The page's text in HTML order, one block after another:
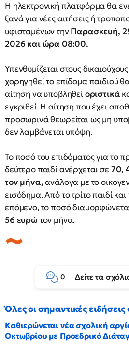
Η ηλεκτρονική πλατφόρμα θα
ξανά για νέες αιτήσεις ή
υφισταμένων τηνΠαρασκευή,
2026 και ώρα 08:00.
Υπενθυμίζεται στους
χορηγηθεί το επίδομα παιδιού
αίτηση να υποβληθείοριστικά
εγκριθεί. Η αίτηση που έχει
προσωρινά θεωρείται ως μη
δεν λαμβάνεται υπόψη.
Το ποσό του επιδόματος για το
δεύτερο παιδί ανέρχεται σε 70,
τον μήνα,ανάλογα με το
εισόδημα. Από το τρίτο παιδί και
επόμενο, το ποσό
56 ευρώ τον μήνα.
0 Δείτε τα
Όλες οι σημαντικές
Καθιερώνεται νέα σχολική
Οκτωβρίου με Προεδρικό